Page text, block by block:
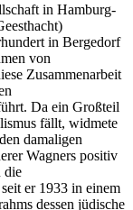
in Hamburg-
in Bergedorf
von
Zusammenarbeit
Da ein Großteil
fällt, widmete
damaligen
Wagners positiv
die
er 1933 in einem
dessen jüdische